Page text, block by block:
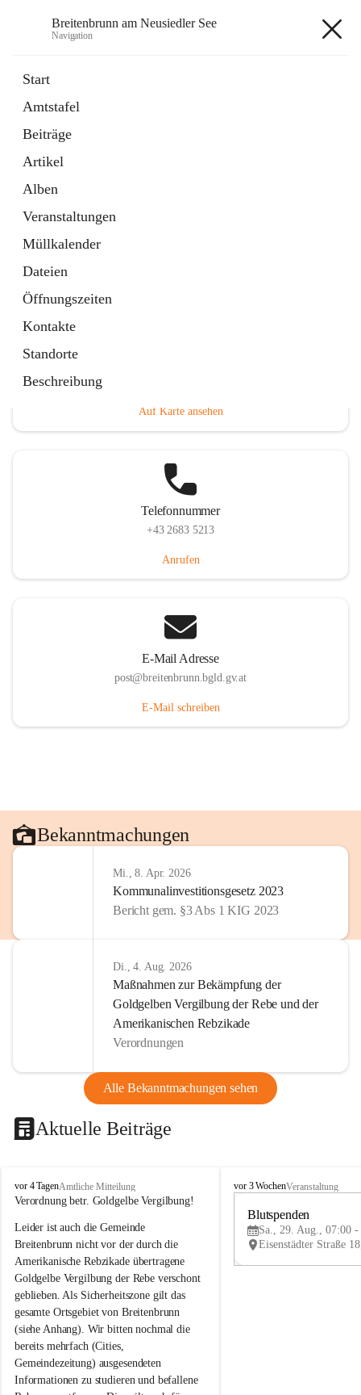
Breitenbrunn am Neusiedler See
Navigation
Start
Amtstafel
Beiträge
Artikel
Alben
Veranstaltungen
Müllkalender
Dateien
Öffnungszeiten
Kontakte
Standorte
Beschreibung
18 Schnellzugriffe
Gemeindeservice
Auf Karte ansehen
Telefonnummer
+43 2683 5213
Anrufen
E-Mail Adresse
post@breitenbrunn.bgld.gv.at
E-Mail schreiben
Bekanntmachungen
Mi., 8. Apr. 2026
Kommunalinvestitionsgesetz 2023
Bericht gem. §3 Abs 1 KIG 2023
Di., 4. Aug. 2026
Maßnahmen zur Bekämpfung der
Goldgelben Vergilbung der Rebe und der
Amerikanischen Rebzikade
Verordnungen
Alle Bekanntmachungen sehen
Aktuelle Beiträge
B
r
i
t
e
n
b
r
u
n
n
a
m
N
vor 4 TagenAmtliche Mitteilung
Verordnung betr. Goldgelbe Vergilbung!
Leider ist auch die Gemeinde
Breitenbrunn nicht vor der durch die
Amerikanische Rebzikade übertragene
Goldgelbe Vergilbung der Rebe verschont
geblieben. Als Sicherheitszone gilt das
gesamte Ortsgebiet von Breitenbrunn
(siehe Anhang). Wir bitten nochmal die
bereits mehrfach (Cities,
Gemeindezeitung) ausgesendeten
Informationen zu studieren und befallene
B
e
vor 3 WochenVeranstaltung
Blutspenden
Sa., 29. Aug., 07:00 -